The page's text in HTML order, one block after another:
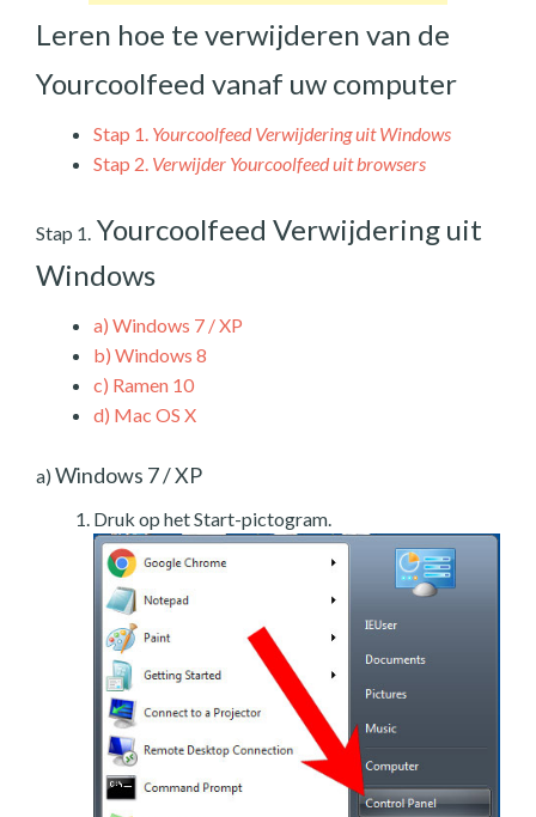
Leren hoe te verwijderen van de
Yourcoolfeed vanaf uw computer
Stap 1. Yourcoolfeed Verwijdering uit Windows
Stap 2. Verwijder Yourcoolfeed uit browsers
Stap 1. Yourcoolfeed Verwijdering uit
Windows
a) Windows 7 / XP
b) Windows 8
c) Ramen 10
d) Mac OS X
a) Windows 7 / XP
Druk op het Start-pictogram.